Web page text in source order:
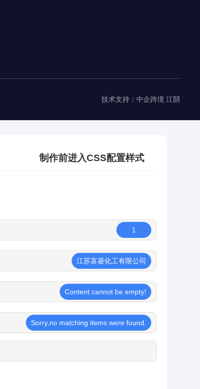
技术支持：中企跨境 江阴
制作前进入CSS配置样式
1
江苏富菱化工有限公司
Content cannot be empty!
Sorry,no matching items were found.